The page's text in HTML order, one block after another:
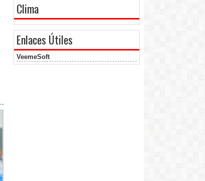
Clima
Enlaces Útiles
VeemeSoft